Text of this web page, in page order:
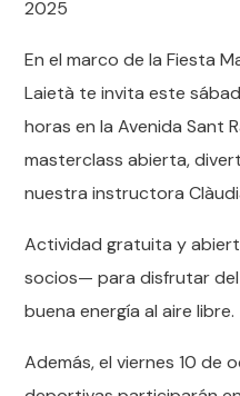
2025
En el marco de la Fiesta
Laietà te invita este
horas en la Avenida Sant
masterclass abierta,
nuestra instructora
Actividad gratuita y
socios— para disfrutar
buena energía al aire libre.
Además, el viernes 10 de